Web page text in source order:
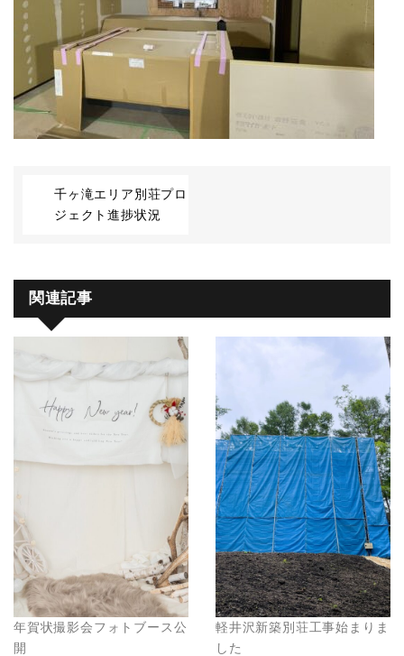
千ヶ滝エリア別荘プロ
ジェクト進捗状況
関連記事
年賀状撮影会フォトブース公
開
軽井沢新築別荘工事始まりま
した